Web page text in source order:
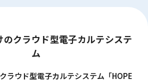
クラウド型電子カルテシステ
ム
ラウド型電子カルテシステム「HOPE